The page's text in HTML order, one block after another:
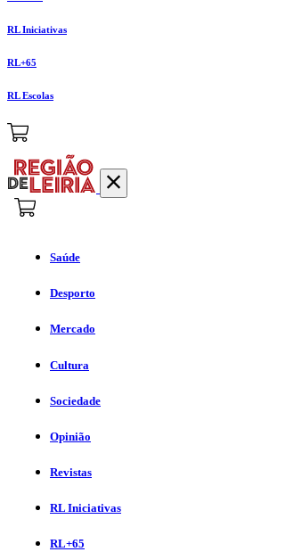
RL Iniciativas
RL+65
RL Escolas
Saúde
Desporto
Mercado
Cultura
Sociedade
Opinião
Revistas
RL Iniciativas
RL+65